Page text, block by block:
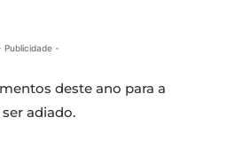
Publicidade -
deste ano para a
adiado.